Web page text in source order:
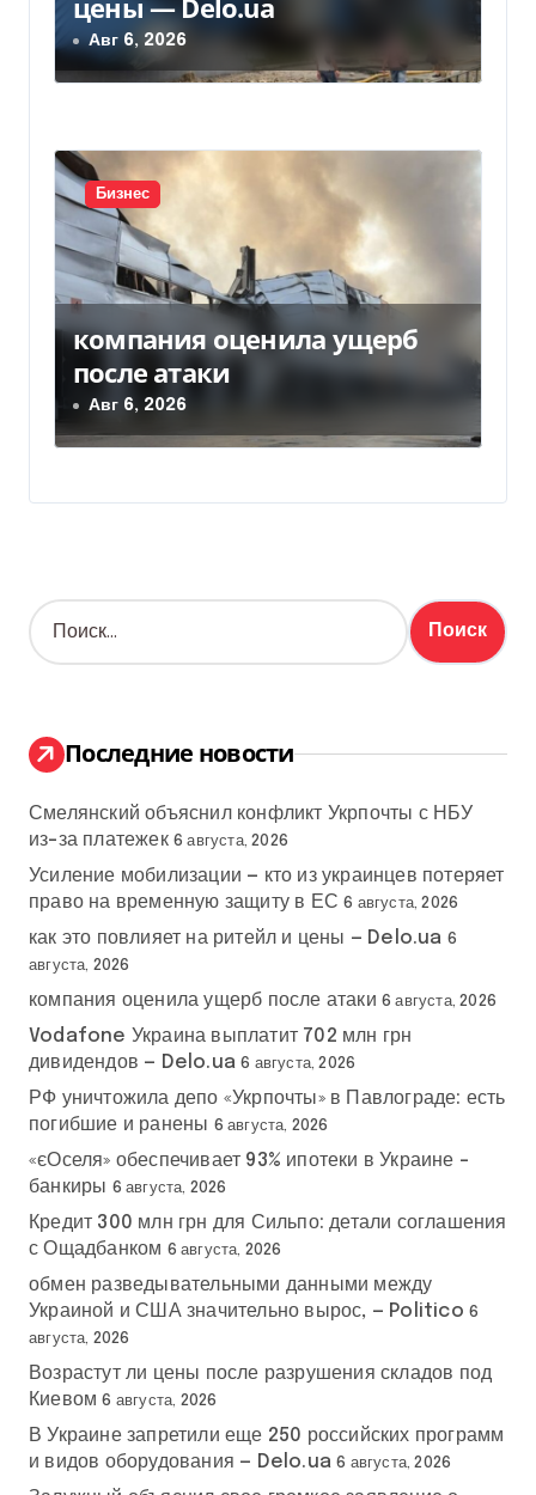
Авг 6, 2026
Бизнес
компания оценила ущерб
после атаки
Авг 6, 2026
Н
а
:
Последние новости
Смелянский объяснил конфликт Укрпочты с НБУ
из-за платежек 6 августа, 2026
Усиление мобилизации — кто из украинцев потеряет
право на временную защиту в ЕС 6 августа, 2026
как это повлияет на ритейл и цены — Delo.ua 6
августа, 2026
компания оценила ущерб после атаки 6 августа, 2026
Vodafone Украина выплатит 702 млн грн
дивидендов — Delo.ua 6 августа, 2026
РФ уничтожила депо «Укрпочты» в Павлограде: есть
погибшие и ранены 6 августа, 2026
«єОселя» обеспечивает 93% ипотеки в Украине –
банкиры 6 августа, 2026
Кредит 300 млн грн для Сильпо: детали соглашения
с Ощадбанком 6 августа, 2026
обмен разведывательными данными между
Украиной и США значительно вырос, — Politico 6
августа, 2026
Возрастут ли цены после разрушения складов под
Киевом 6 августа, 2026
В Украине запретили еще 250 российских программ
и видов оборудования — Delo.ua 6 августа, 2026